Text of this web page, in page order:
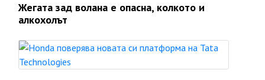
Жегата зад волана е опасна, колкото и
алкохолът